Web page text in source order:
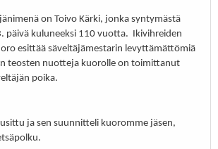
on Toivo Kärki, jonka syntymästä
päivä kuluneeksi 110 vuotta. Ikivihreiden
esittää säveltäjämestarin levyttämättömiä
teosten nuotteja kuorolle on toimittanut
poika.
ja sen suunnitteli kuoromme jäsen,